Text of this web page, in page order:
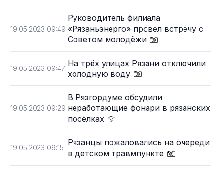
19.05.2023 09:49
Руководитель филиала
«Рязаньэнерго» провел встречу с
Советом молодёжи
19.05.2023 09:47
На трёх улицах Рязани отключили
холодную воду
19.05.2023 09:29
В Рязгордуме обсудили
неработающие фонари в рязанских
посёлках
19.05.2023 09:15
Рязанцы пожаловались на очереди
в детском травмпункте